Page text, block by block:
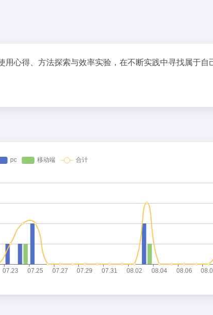
心得、方法探索与效率实验，在不断实践中寻找属于自